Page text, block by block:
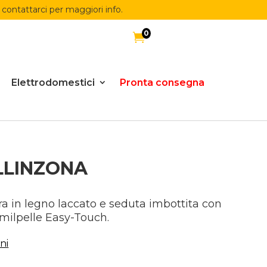
per maggiori info.
0
Elettrodomestici
Pronta consegna
in legno laccato e seduta imbottita con
Easy-Touch.